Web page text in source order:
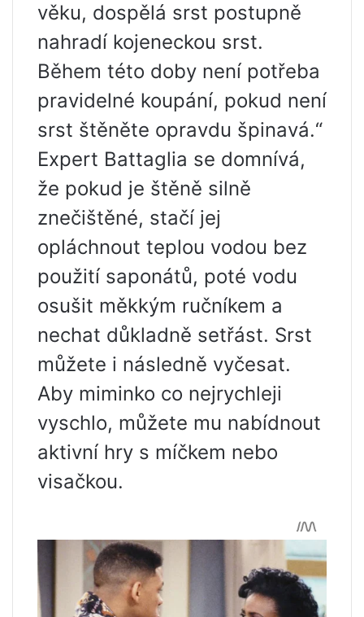
věku, dospělá srst postupně
nahradí kojeneckou srst.
Během této doby není potřeba
pravidelné koupání, pokud není
srst štěněte opravdu špinavá.“
Expert Battaglia se domnívá,
že pokud je štěně silně
znečištěné, stačí jej
opláchnout teplou vodou bez
použití saponátů, poté vodu
osušit měkkým ručníkem a
nechat důkladně setřást. Srst
můžete i následně vyčesat.
Aby miminko co nejrychleji
vyschlo, můžete mu nabídnout
aktivní hry s míčkem nebo
visačkou.